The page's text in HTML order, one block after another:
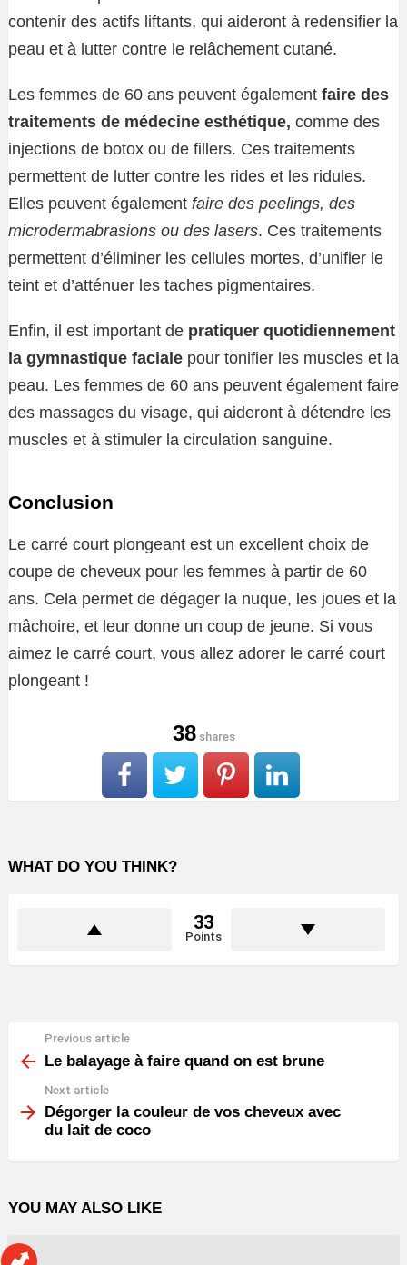
contenir des actifs liftants, qui aideront à redensifier la
peau et à lutter contre le relâchement cutané.
Les femmes de 60 ans peuvent également faire des
traitements de médecine esthétique, comme des
injections de botox ou de fillers. Ces traitements
permettent de lutter contre les rides et les ridules.
Elles peuvent également faire des peelings, des
microdermabrasions ou des lasers. Ces traitements
permettent d’éliminer les cellules mortes, d’unifier le
teint et d’atténuer les taches pigmentaires.
Enfin, il est important de pratiquer quotidiennement
la gymnastique faciale pour tonifier les muscles et la
peau. Les femmes de 60 ans peuvent également faire
des massages du visage, qui aideront à détendre les
muscles et à stimuler la circulation sanguine.
Conclusion
Le carré court plongeant est un excellent choix de
coupe de cheveux pour les femmes à partir de 60
ans. Cela permet de dégager la nuque, les joues et la
mâchoire, et leur donne un coup de jeune. Si vous
aimez le carré court, vous allez adorer le carré court
plongeant !
38shares
WHAT DO YOU THINK?
33
Points
more
Previous article
Le balayage à faire quand on est brune
Next article
Dégorger la couleur de vos cheveux avec
du lait de coco
YOU MAY ALSO LIKE